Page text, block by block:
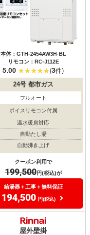
本体：GTH-2454AW3H-BL
リモコン：RC-J112E
5.00 (3件)
24号都市ガス
フルオート
ボイスリモコン付属
温水暖房対応
自動たし湯
自動沸き上げ
クーポン利用で
199,500円(税込)が
給湯器＋工事＋無料保証
194,500 円(税込)
屋外壁掛